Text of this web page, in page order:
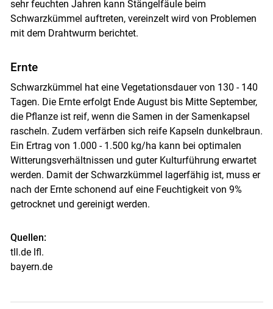
sehr feuchten Jahren kann Stängelfäule beim
Schwarzkümmel auftreten, vereinzelt wird von Problemen
mit dem Drahtwurm berichtet.
Ernte
Schwarzkümmel hat eine Vegetationsdauer von 130 - 140
Tagen. Die Ernte erfolgt Ende August bis Mitte September,
die Pflanze ist reif, wenn die Samen in der Samenkapsel
rascheln. Zudem verfärben sich reife Kapseln dunkelbraun.
Ein Ertrag von 1.000 - 1.500 kg/ha kann bei optimalen
Witterungsverhältnissen und guter Kulturführung erwartet
werden. Damit der Schwarzkümmel lagerfähig ist, muss er
nach der Ernte schonend auf eine Feuchtigkeit von 9%
getrocknet und gereinigt werden.
Quellen:
tll.de lfl.
bayern.de